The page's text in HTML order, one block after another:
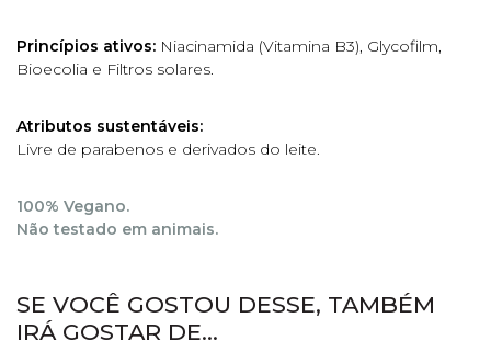
Princípios ativos: Niacinamida (Vitamina B3), Glycofilm,
Bioecolia e Filtros solares.
Atributos sustentáveis:
Livre de parabenos e derivados do leite.
100% Vegano.
Não testado em animais.
SE VOCÊ GOSTOU DESSE, TAMBÉM
IRÁ GOSTAR DE...